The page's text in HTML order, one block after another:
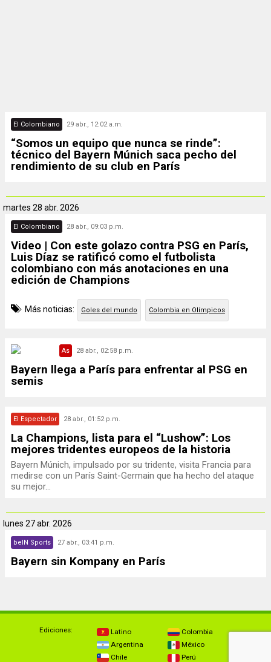
El Colombiano 29 abr., 12:02 a.m.
“Somos un equipo que nunca se rinde”:
técnico del Bayern Múnich saca pecho del
rendimiento de su club en París
martes 28 abr. 2026
El Colombiano 28 abr., 09:03 p.m.
Video | Con este golazo contra PSG en París,
Luis Díaz se ratificó como el futbolista
colombiano con más anotaciones en una
edición de Champions
Más noticias: Goles del mundo Colombia en Olímpicos
As 28 abr., 02:58 p.m.
Bayern llega a París para enfrentar al PSG en
semis
El Espectador 28 abr., 01:52 p.m.
La Champions, lista para el “Lushow”: Los
mejores tridentes europeos de la historia
Bayern Múnich, impulsado por su tridente, visita Francia para
medirse con un París Saint-Germain que ha hecho del ataque
su mejor...
lunes 27 abr. 2026
beIN Sports 27 abr., 03:41 p.m.
Bayern sin Kompany en París
Ediciones:
Latino
Argentina
Chile
Colombia
México
Perú